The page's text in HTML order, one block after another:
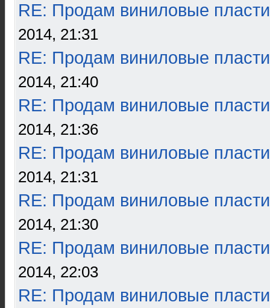
RE: Продам виниловые
2014, 21:31
RE: Продам виниловые
2014, 21:40
RE: Продам виниловые
2014, 21:36
RE: Продам виниловые
2014, 21:31
RE: Продам виниловые
2014, 21:30
RE: Продам виниловые
2014, 22:03
RE: Продам виниловые